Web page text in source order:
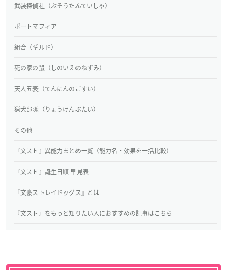
武装探偵社（ぶそうたんていしゃ）
ポートマフィア
組合（ギルド）
死の家の鼠（しのいえのねずみ）
天人五衰（てんにんのごすい）
猟犬部隊（りょうけんぶたい）
その他
『文スト』異能力まとめ一覧（能力名・効果を一括比較）
『文スト』誕生日順 早見表
『文豪ストレイドッグス』とは
『文スト』をもっと知りたい人におすすめの記事はこちら